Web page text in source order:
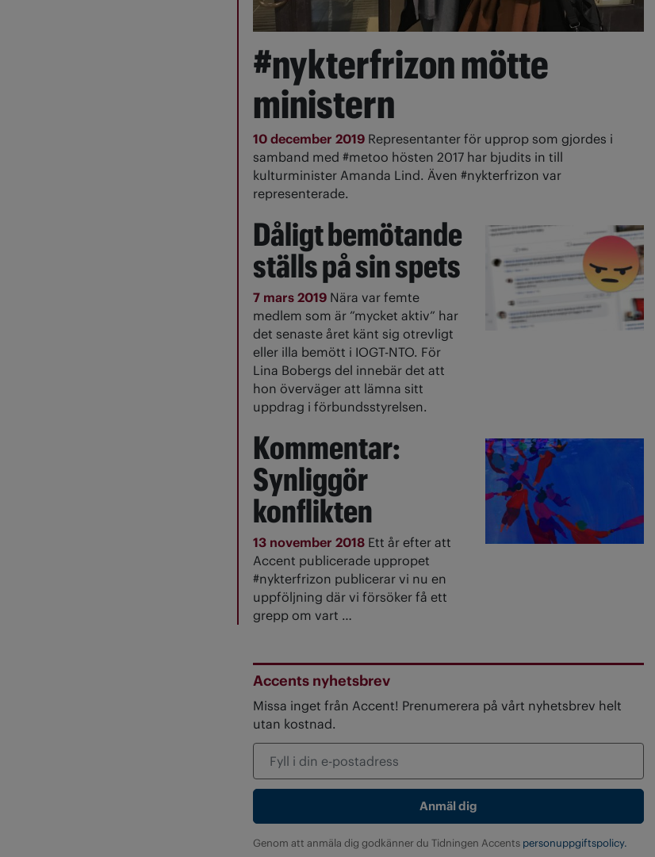
#nykterfrizon mötte
ministern
10 december 2019 Representanter för upprop som gjordes i
samband med #metoo hösten 2017 har bjudits in till
kulturminister Amanda Lind. Även #nykterfrizon var
representerade.
Dåligt bemötande
ställs på sin spets
7 mars 2019 Nära var femte
medlem som är ”mycket aktiv” har
det senaste året känt sig otrevligt
eller illa bemött i IOGT-NTO. För
Lina Bobergs del innebär det att
hon överväger att lämna sitt
uppdrag i förbundsstyrelsen.
Kommentar:
Synliggör
konflikten
13 november 2018 Ett år efter att
Accent publicerade uppropet
#nykterfrizon publicerar vi nu en
uppföljning där vi försöker få ett
grepp om vart …
Accents nyhetsbrev
Missa inget från Accent! Prenumerera på vårt nyhetsbrev helt
utan kostnad.
Genom att anmäla dig godkänner du Tidningen Accents personuppgiftspolicy.